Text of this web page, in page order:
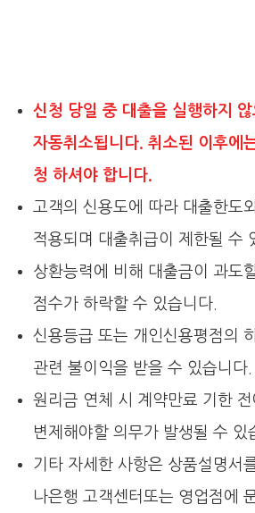
신청 당일 중 대출을 실행하지
자동취소됩니다. 취소된 이후에
청 하셔야 합니다.
고객의 신용도에 따라 대출한도
적용되며 대출취급이 제한될 수
상환능력에 비해 대출금이 과도
점수가 하락할 수 있습니다.
신용등급 또는 개인신용평점의
관련 불이익을 받을 수 있습니다.
원리금 연체 시 계약만료 기한
변제해야할 의무가 발생될 수 있
기타 자세한 사항은 상품설명서
나은행 고객센터또는 영업점에